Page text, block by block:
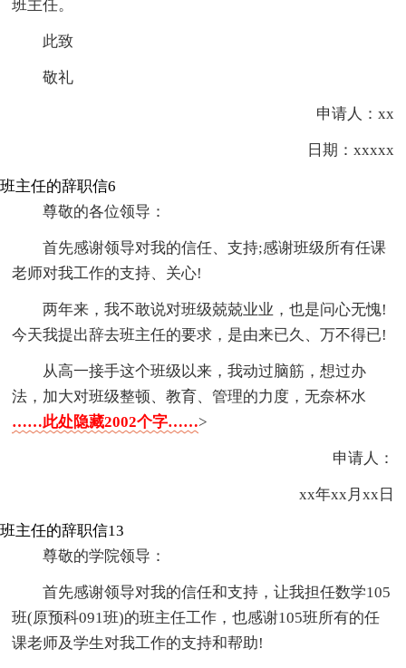
班主任。
此致
敬礼
申请人：xx
日期：xxxxx
班主任的辞职信6
尊敬的各位领导：
首先感谢领导对我的信任、支持;感谢班级所有任课
老师对我工作的支持、关心!
两年来，我不敢说对班级兢兢业业，也是问心无愧!
今天我提出辞去班主任的要求，是由来已久、万不得已!
从高一接手这个班级以来，我动过脑筋，想过办
法，加大对班级整顿、教育、管理的力度，无奈杯水
……此处隐藏2002个字……>
申请人：
xx年xx月xx日
班主任的辞职信13
尊敬的学院领导：
首先感谢领导对我的信任和支持，让我担任数学105
班(原预科091班)的班主任工作，也感谢105班所有的任
课老师及学生对我工作的支持和帮助!